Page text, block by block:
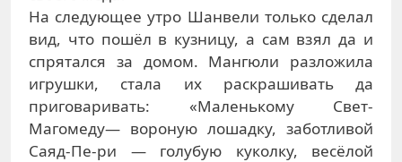
На следующее утро Шанвели только сделал
вид, что пошёл в кузницу, а сам взял да и
спрятался за домом. Мангюли разложила
игрушки, стала их раскрашивать да
приговаривать: «Маленькому Свет-
Магомеду— вороную лошадку, заботливой
Саяд-Пе-ри — голубую куколку, весёлой